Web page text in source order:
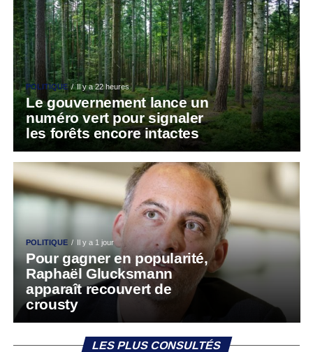
POLITIQUE Il y a 22 heures
Le gouvernement lance un
numéro vert pour signaler
les forêts encore intactes
POLITIQUE Il y a 1 jour
Pour gagner en popularité,
Raphaël Glucksmann
apparaît recouvert de
crousty
LES PLUS CONSULTÉS